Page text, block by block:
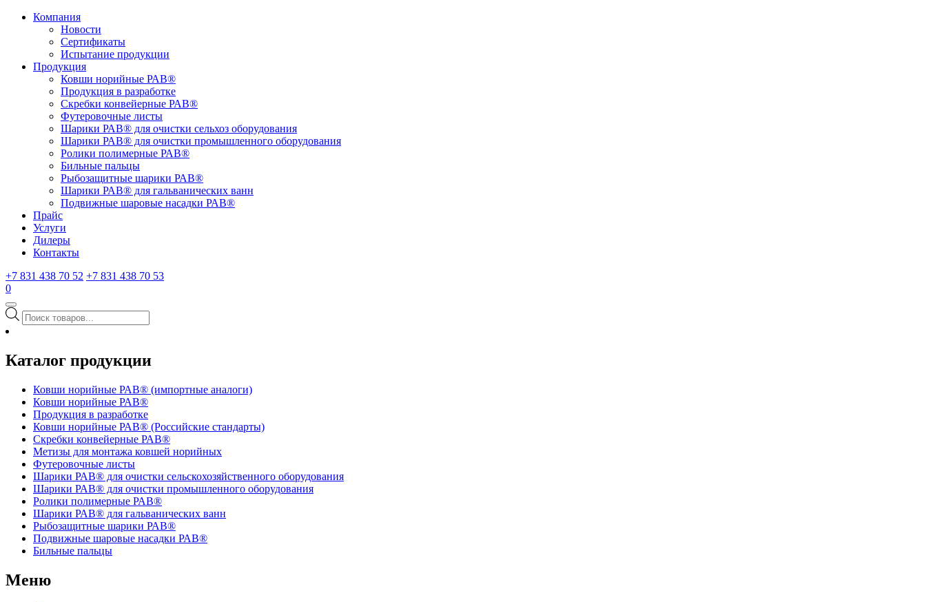
Компания
Новости
Сертификаты
Испытание продукции
Продукция
Ковши норийные РАВ®
Продукция в разработке
Скребки конвейерные РАВ®
Футеровочные листы
Шарики РАВ® для очистки сельхоз оборудования
Шарики РАВ® для очистки промышленного оборудования
Ролики полимерные РАВ®
Бильные пальцы
Рыбозащитные шарики РАВ®
Шарики РАВ® для гальванических ванн
Подвижные шаровые насадки РАВ®
Прайс
Услуги
Дилеры
Контакты
+7 831 438 70 52 +7 831 438 70 53
0
Поиск
товаров
Каталог продукции
Ковши норийные РАВ® (импортные аналоги)
Ковши норийные РАВ®
Продукция в разработке
Ковши норийные РАВ® (Российские стандарты)
Скребки конвейерные РАВ®
Метизы для монтажа ковшей норийных
Футеровочные листы
Шарики РАВ® для очистки сельскохозяйственного оборудования
Шарики РАВ® для очистки промышленного оборудования
Ролики полимерные РАВ®
Шарики РАВ® для гальванических ванн
Рыбозащитные шарики РАВ®
Подвижные шаровые насадки РАВ®
Бильные пальцы
Меню